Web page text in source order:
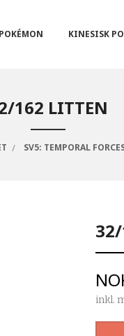
KINESISK
162 LITTEN
SV5: TEMPORAL
Pris
inkl.